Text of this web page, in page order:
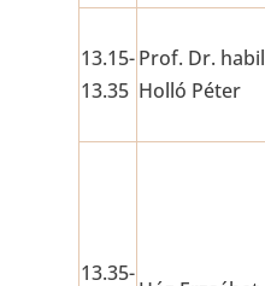
13.15-
13.35
Prof. Dr. habil
Holló Péter
13.35-